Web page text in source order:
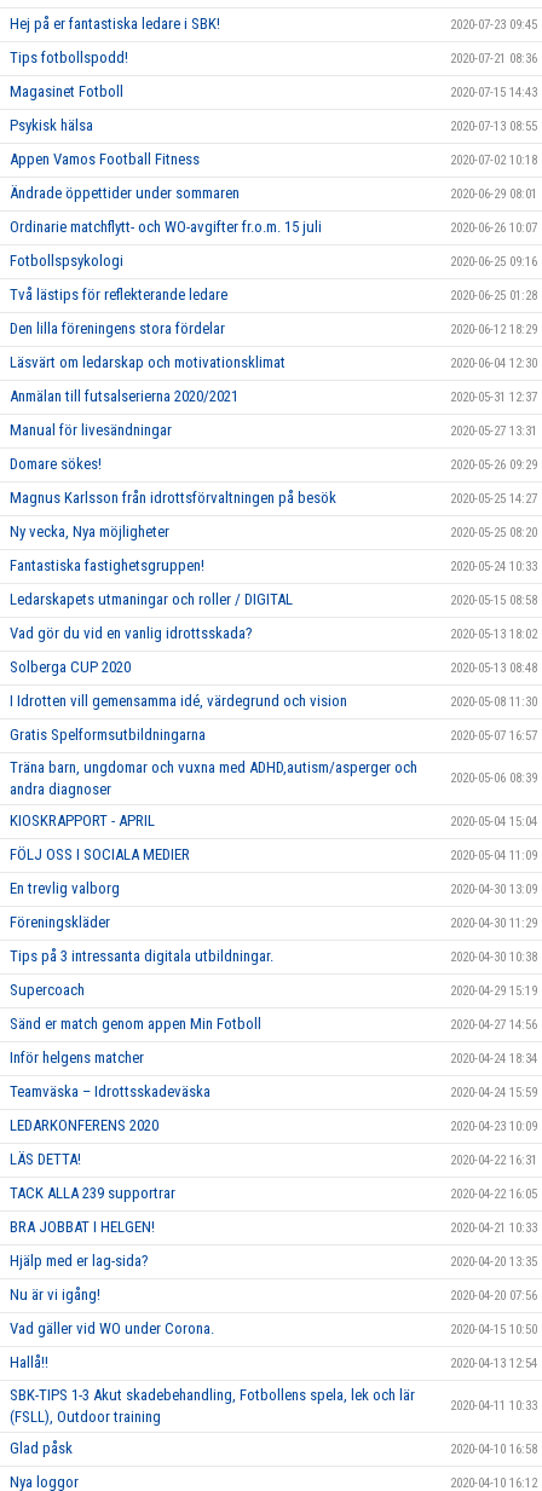
Hej på er fantastiska ledare i SBK! 2020-07-23 09:45
Tips fotbollspodd! 2020-07-21 08:36
Magasinet Fotboll 2020-07-15 14:43
Psykisk hälsa 2020-07-13 08:55
Appen Vamos Football Fitness 2020-07-02 10:18
Ändrade öppettider under sommaren 2020-06-29 08:01
Ordinarie matchflytt- och WO-avgifter fr.o.m. 15 juli 2020-06-26 10:07
Fotbollspsykologi 2020-06-25 09:16
Två lästips för reflekterande ledare 2020-06-25 01:28
Den lilla föreningens stora fördelar 2020-06-12 18:29
Läsvärt om ledarskap och motivationsklimat 2020-06-04 12:30
Anmälan till futsalserierna 2020/2021 2020-05-31 12:37
Manual för livesändningar 2020-05-27 13:31
Domare sökes! 2020-05-26 09:29
Magnus Karlsson från idrottsförvaltningen på besök 2020-05-25 14:27
Ny vecka, Nya möjligheter 2020-05-25 08:20
Fantastiska fastighetsgruppen! 2020-05-24 10:33
Ledarskapets utmaningar och roller / DIGITAL 2020-05-15 08:58
Vad gör du vid en vanlig idrottsskada? 2020-05-13 18:02
Solberga CUP 2020 2020-05-13 08:48
I Idrotten vill gemensamma idé, värdegrund och vision 2020-05-08 11:30
Gratis Spelformsutbildningarna 2020-05-07 16:57
Träna barn, ungdomar och vuxna med ADHD,autism/asperger och
andra diagnoser
2020-05-06 08:39
KIOSKRAPPORT - APRIL 2020-05-04 15:04
FÖLJ OSS I SOCIALA MEDIER 2020-05-04 11:09
En trevlig valborg 2020-04-30 13:09
Föreningskläder 2020-04-30 11:29
Tips på 3 intressanta digitala utbildningar. 2020-04-30 10:38
Supercoach 2020-04-29 15:19
Sänd er match genom appen Min Fotboll 2020-04-27 14:56
Inför helgens matcher 2020-04-24 18:34
Teamväska – Idrottsskadeväska 2020-04-24 15:59
LEDARKONFERENS 2020 2020-04-23 10:09
LÄS DETTA! 2020-04-22 16:31
TACK ALLA 239 supportrar 2020-04-22 16:05
BRA JOBBAT I HELGEN! 2020-04-21 10:33
Hjälp med er lag-sida? 2020-04-20 13:35
Nu är vi igång! 2020-04-20 07:56
Vad gäller vid WO under Corona. 2020-04-15 10:50
Hallå!! 2020-04-13 12:54
SBK-TIPS 1-3 Akut skadebehandling, Fotbollens spela, lek och lär
(FSLL), Outdoor training
2020-04-11 10:33
Glad påsk 2020-04-10 16:58
Nya loggor 2020-04-10 16:12